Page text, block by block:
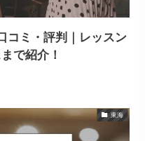
コミ・評判｜レッスン
で紹介！
東海